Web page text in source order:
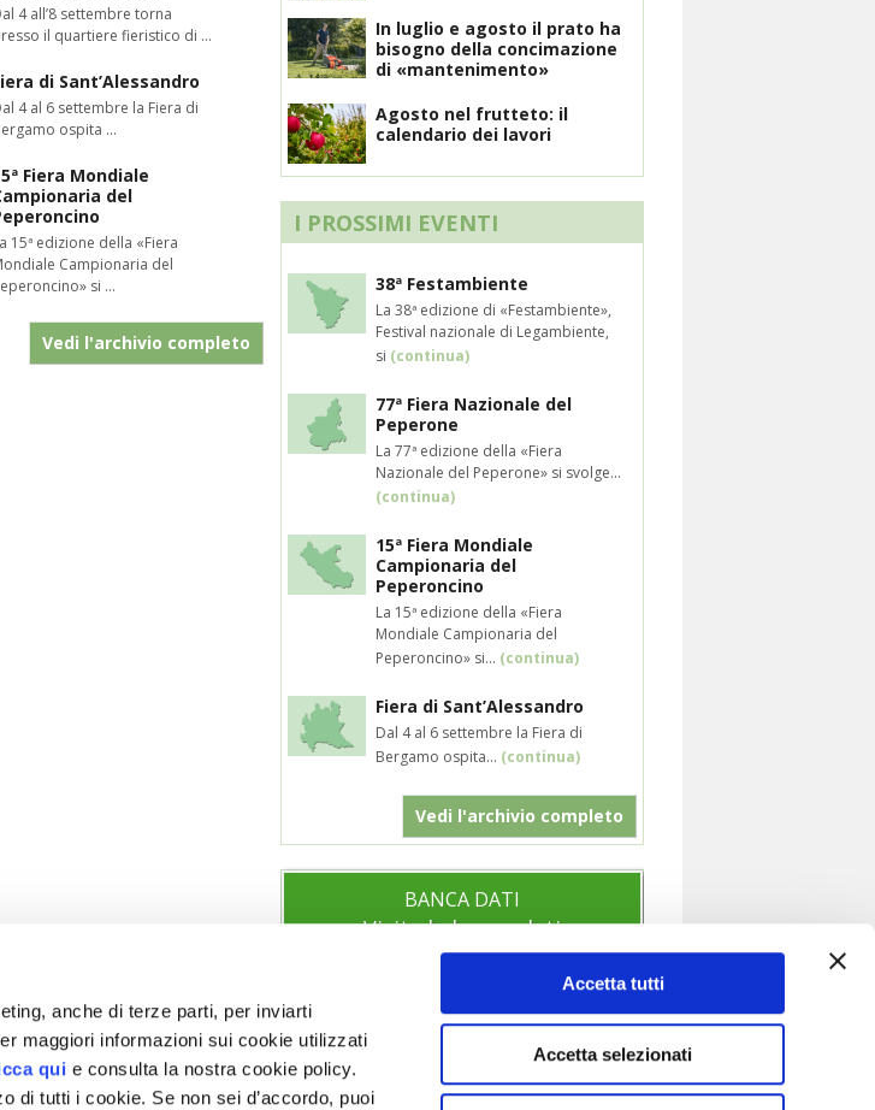
anche di terze parti, per inviarti
maggiori informazioni sui cookie utilizzati
qui e consulta la nostra cookie policy.
di tutti i cookie. Se non sei d’accordo, puoi
Accetta tutti
Accetta selezionati
4 all’8 settembre torna
il quartiere fieristico di ...
di Sant’Alessandro
4 al 6 settembre la Fiera di
ospita ...
Fiera Mondiale
del
15ª edizione della «Fiera
Campionaria del
si ...
Vedi l'archivio completo
In luglio e agosto il prato ha
bisogno della concimazione
di «mantenimento»
Agosto nel frutteto: il
calendario dei lavori
I PROSSIMI EVENTI
38ª Festambiente
La 38ª edizione di «Festambiente»,
Festival nazionale di Legambiente,
si (continua)
77ª Fiera Nazionale del
Peperone
La 77ª edizione della «Fiera
Nazionale del Peperone» si svolge...
(continua)
15ª Fiera Mondiale
Campionaria del
Peperoncino
La 15ª edizione della «Fiera
Mondiale Campionaria del
Peperoncino» si... (continua)
Fiera di Sant’Alessandro
Dal 4 al 6 settembre la Fiera di
Bergamo ospita... (continua)
Vedi l'archivio completo
BANCA DATI
Visita la banca dati
SEZIONI
Giardino Allevamenti
SOCIAL
Segui anche i nostri profili social per